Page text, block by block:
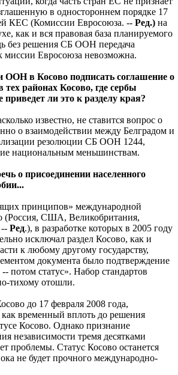
в одностороннем порядке 17
КЕС (Комиссии Евросоюза. -- Ред.) на
как и вся правовая база планируемого
без решения СБ ООН передача
Евросоюза невозможна.
ООН в Косово подписать соглашение о
районах Косово, где сербы
ли это к разделу края?
известно, не ставится вопрос о
о взаимодействии между Белградом и
резолюции СБ ООН 1244,
национальным меньшинствам.
о присоединении населенного
принципов» международной
(Россия, США, Великобритания,
Ред.), в разработке которых в 2005 году
исключал раздел Косово, как и
к любому другому государству,
документа было подтверждение
потом статус». Набор стандартов
тихому отошли.
до 17 февраля 2008 года,
временный вплоть до решения
Косово. Однако признание
независимости тремя десятками
проблемы. Статус Косово останется
не будет прочного международно-